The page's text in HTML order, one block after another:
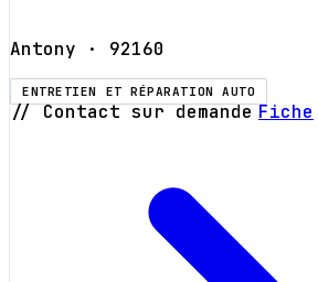
Antony · 92160
ENTRETIEN ET RÉPARATION AUTO
// Contact sur demande Fiche